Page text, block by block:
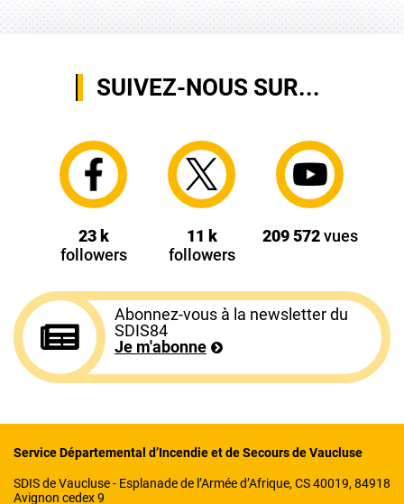
SUIVEZ-NOUS SUR...
23 k
followers
11 k
followers
209 572vues
Abonnez-vous à la newsletter du
SDIS84
Je m'abonne
Service Départemental d’Incendie et de Secours de Vaucluse
SDIS de Vaucluse - Esplanade de l’Armée d’Afrique, CS 40019, 84918
Avignon cedex 9